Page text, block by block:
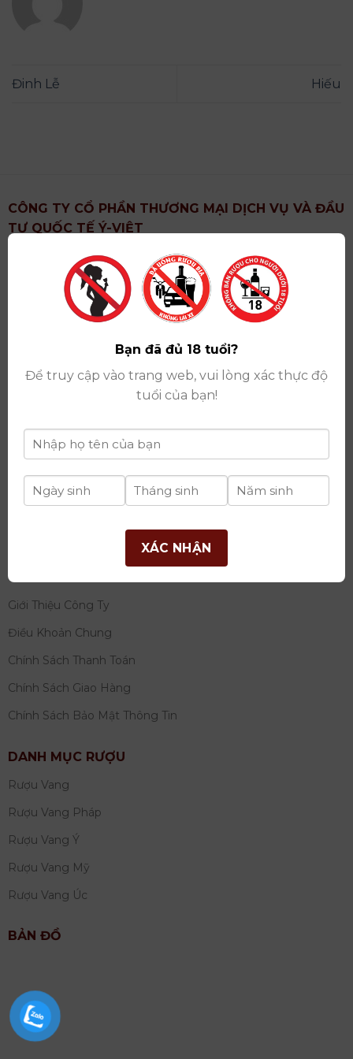
Đinh Lễ Hiếu
CÔNG TY CỔ PHẦN THƯƠNG MẠI DỊCH VỤ VÀ ĐẦU
TƯ QUỐC TẾ Ý-VIỆT
: Khu 6, Xã Hoài Đức, Thành Phố Hà Nội
Showroom: Số 09 Phố Liễu Giai, Phường Ngọc Hà,
Thành Phố Hà Nội
Giấy ĐKKD số: 0102751615 do Sở Tài Chính Thành
Phố Hà Nội cấp lần đầu ngày 07/05/2008,đăng ký
thay đổi lần thứ 17 ngày 06/08/2025
Giấy phép Phân Phối Rượu số : 529/GP-BCT do Bộ
Công Thương cấp ngày 14/11/2022
Ngân hàng:Ngân hàng TMCP Đầu tư và phát triển
Việt Nam (BIDV)
tư quốc tế Ý-Việt
Tây Hồ, TP Hà Nội
THÔNG TIN
Giới Thiệu Công Ty
Điều Khoản Chung
Chính Sách Thanh Toán
Chính Sách Giao Hàng
Chính Sách Bảo Mật Thông Tin
DANH MỤC RƯỢU
Rượu Vang
Rượu Vang Pháp
Rượu Vang Ý
Rượu Vang Mỹ
Rượu Vang Úc
BẢN ĐỒ
Bạn đã đủ 18 tuổi?
Để truy cập vào trang web, vui lòng xác thực độ
tuổi của bạn!
XÁC NHẬN